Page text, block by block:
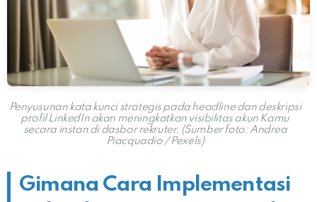
Penyusunan kata kunci strategis pada headline dan deskripsi
profil LinkedIn akan meningkatkan visibilitas akun Kamu
secara instan di dasbor rekruter. (Sumber foto: Andrea
Piacquadio / Pexels)
Gimana Cara Implementasi